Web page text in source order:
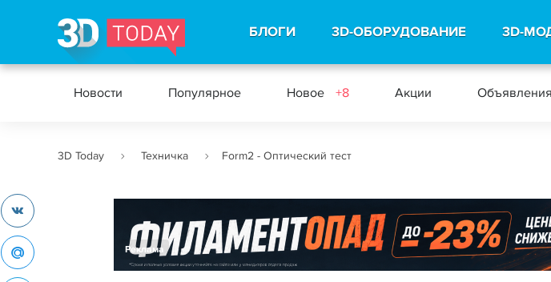
БЛОГИ 3D-ОБОРУДОВАНИЕ 3D-
Новости Популярное Новое +8 Акции Объявления
3D Today Техничка Form2 - Оптический тест
Реклама